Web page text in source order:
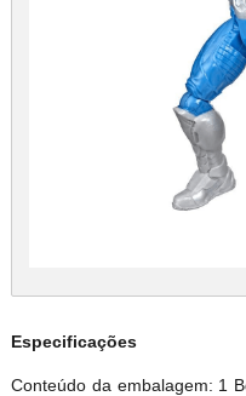
Especificações
Conteúdo da embalagem: 1